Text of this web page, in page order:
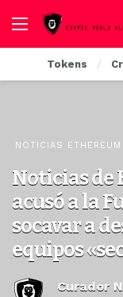
Tokens
NOTICIAS ETHEREUM
Noticias de
acusó a la
socavar a
equipos
Curador